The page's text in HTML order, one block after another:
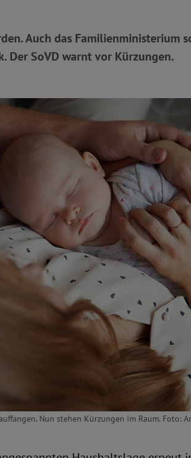
Auch das Familienministerium
Der SoVD warnt vor Kürzungen.
Nun stehen Kürzungen im Raum. Foto: